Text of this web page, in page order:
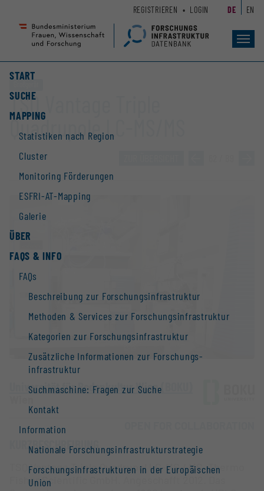
Seiteninhalt
Accesskey
Hauptnavigation
Accesskey
START
SUCHE
MAPPING
Statistiken nach Region
Cluster
Monitoring Förderungen
ESFRI-AT-Mapping
Galerie
ÜBER
FAQS & INFO
FAQs
Beschreibung zur Forschungs­infrastruktur
Methoden & Services zur Forschungs­infrastruktur
Kategorien zur Forschungs­infrastruktur
Zusätzliche Informationen zur Forschungs­
infrastruktur
Suchmaschine: Fragen zur Suche
Kontakt
Information
Nationale Forschungs­infrastruktur­strategie
Forschungs­infrastrukturen in der Europäischen
Union
REGISTRIEREN LOGIN DE EN
TSQ Vantage Triple
Quadrupole LC-MS/MS
Universität für Bodenkultur Wien (BOKU)
KURZBESCHREIBUNG
TSQ Vantage Triple Quadrupol LC-MS / MS. Thermo
Fisher Scientific GmbH. Angeschafft 2012. Das